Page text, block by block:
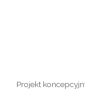
Projekt